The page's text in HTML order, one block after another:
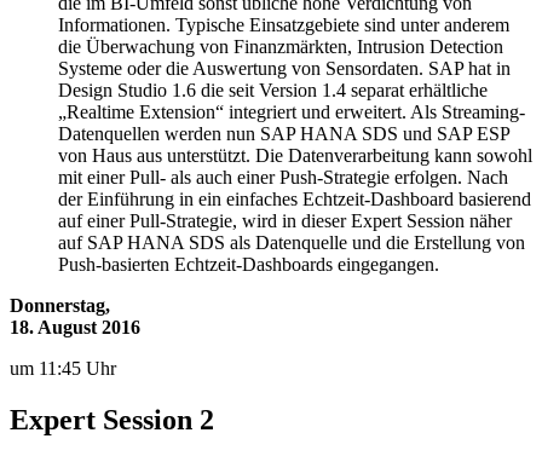
Informationen. Typische Einsatzgebiete sind unter anderem
die Überwachung von Finanzmärkten, Intrusion Detection
Systeme oder die Auswertung von Sensordaten. SAP hat in
Design Studio 1.6 die seit Version 1.4 separat erhältliche
„Realtime Extension“ integriert und erweitert. Als Streaming-
Datenquellen werden nun SAP HANA SDS und SAP ESP
von Haus aus unterstützt. Die Datenverarbeitung kann sowohl
mit einer Pull- als auch einer Push-Strategie erfolgen. Nach
der Einführung in ein einfaches Echtzeit-Dashboard basierend
auf einer Pull-Strategie, wird in dieser Expert Session näher
auf SAP HANA SDS als Datenquelle und die Erstellung von
Push-basierten Echtzeit-Dashboards eingegangen.
Donnerstag,
18. August 2016
um 11:45 Uhr
Expert Session 2